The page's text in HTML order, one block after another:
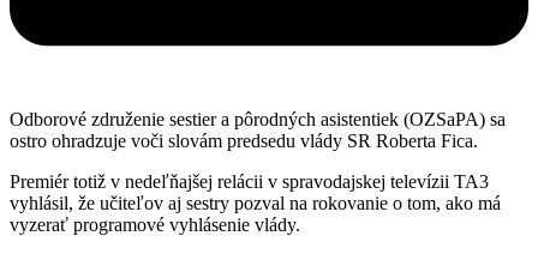
Odborové združenie sestier a pôrodných asistentiek (OZSaPA) sa
ostro ohradzuje voči slovám predsedu vlády SR Roberta Fica.
Premiér totiž v nedeľňajšej relácii v spravodajskej televízii TA3
vyhlásil, že učiteľov aj sestry pozval na rokovanie o tom, ako má
vyzerať programové vyhlásenie vlády.